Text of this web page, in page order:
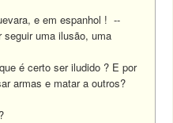
e em espanhol ! --
seguir uma ilusão, uma
é certo ser iludido ? E por
armas e matar a outros?